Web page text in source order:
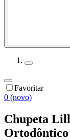
Favoritar
0 (novo)
Chupeta
Ortodôntico